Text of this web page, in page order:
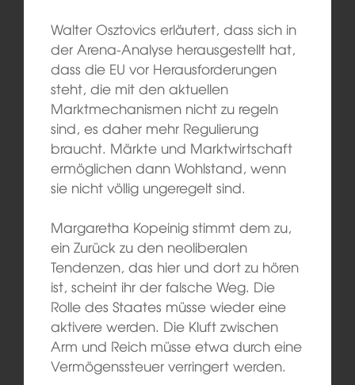
Walter Osztovics erläutert, dass sich in
der Arena-Analyse herausgestellt hat,
dass die EU vor Herausforderungen
steht, die mit den aktuellen
Marktmechanismen nicht zu regeln
sind, es daher mehr Regulierung
braucht. Märkte und Marktwirtschaft
ermöglichen dann Wohlstand, wenn
sie nicht völlig ungeregelt sind.
Margaretha Kopeinig stimmt dem zu,
ein Zurück zu den neoliberalen
Tendenzen, das hier und dort zu hören
ist, scheint ihr der falsche Weg. Die
Rolle des Staates müsse wieder eine
aktivere werden. Die Kluft zwischen
Arm und Reich müsse etwa durch eine
Vermögenssteuer verringert werden.